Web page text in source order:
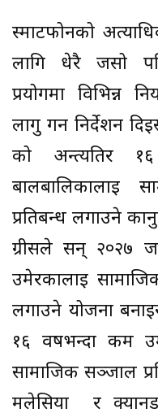
स्मार्टफोनको
लागि धेरै जसो
प्रयोगमा विभिन्न
लागु गर्न निर्देशन
को अन्त्यतिर
बालबालिकालाई
प्रतिबन्ध लगाउने
ग्रीसले सन् २०२७
उमेरकालाई
लगाउने योजना
१६ वर्षभन्दा कम
सामाजिक सञ्जाल
मलेसिया र